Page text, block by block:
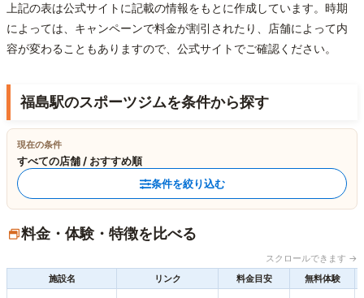
上記の表は公式サイトに記載の情報をもとに作成しています。時期
によっては、キャンペーンで料金が割引されたり、店舗によって内
容が変わることもありますので、公式サイトでご確認ください。
福島駅のスポーツジムを条件から探す
現在の条件
すべての店舗 / おすすめ順
条件を絞り込む
料金・体験・特徴を比べる
スクロールできます →
施設名
リンク 料金目安 無料体験